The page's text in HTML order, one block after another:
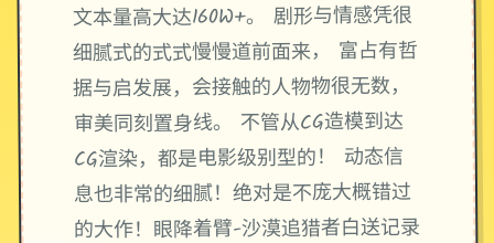
文本量高大达160W+。 剧形与情感凭很
细腻式的式式慢慢道前面来， 富占有哲
据与启发展，会接触的人物物很无数，
审美同刻置身线。 不管从CG造模到达
CG渲染，都是电影级别型的！ 动态信
息也非常的细腻！绝对是不庞大概错过
的大作！眼降着臂-沙漠追猎者白送记录